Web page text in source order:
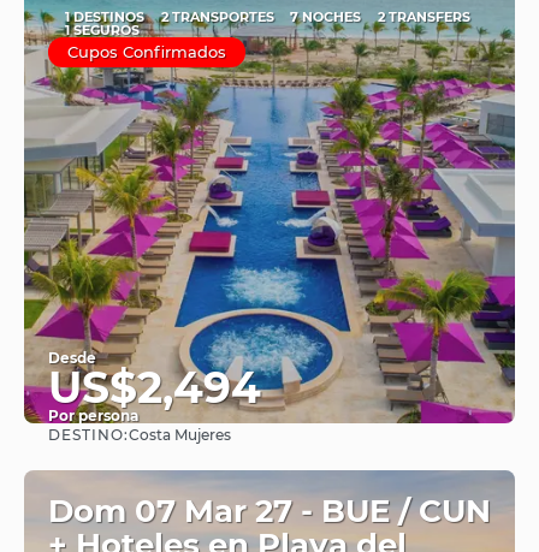
1 DESTINOS 2 TRANSPORTES 7 NOCHES 2 TRANSFERS
1 SEGUROS
Cupos Confirmados
Desde
US$2,494
Por persona
DESTINO:Costa Mujeres
Dom 07 Mar 27 - BUE / CUN